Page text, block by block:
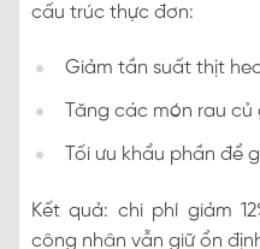
cấu trúc thực đơn:
Giảm tần suất thịt
Tăng các món rau
Tối ưu khẩu phần để
Kết quả: chi phí giảm
công nhân vẫn giữ ổn